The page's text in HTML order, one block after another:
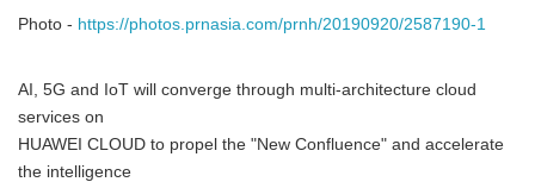
Photo - https://photos.prnasia.com/prnh/20190920/2587190-1
AI, 5G and IoT will converge through multi-architecture cloud
services on
HUAWEI CLOUD to propel the "New Confluence" and accelerate
the intelligence